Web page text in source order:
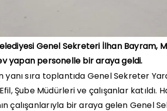
Genel Sekreteri İlhan Bayram,
yapan personelle bir araya geldi.
yanı sıra toplantıda Genel Sekreter
Şube Müdürleri ve çalışanlar katıldı.
çalışanlarıyla bir araya gelen Genel